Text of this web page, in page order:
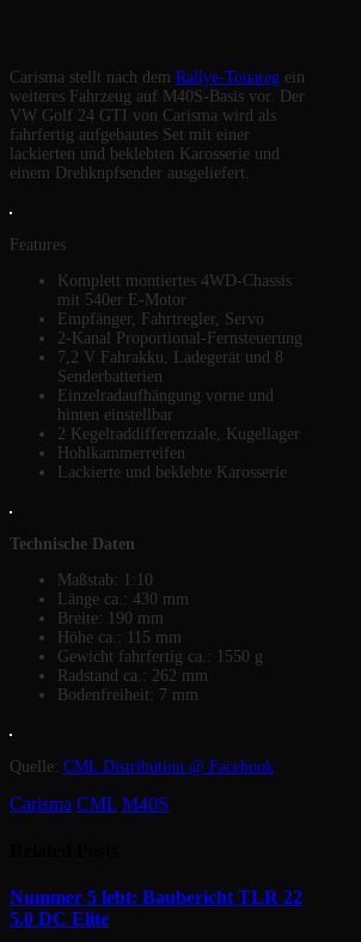
Carisma stellt nach dem Rallye-Touareg ein
weiteres Fahrzeug auf M40S-Basis vor. Der
VW Golf 24 GTI von Carisma wird als
fahrfertig aufgebautes Set mit einer
lackierten und beklebten Karosserie und
einem Drehknpfsender ausgeliefert.
Features
Komplett montiertes 4WD-Chassis
mit 540er E-Motor
Empfänger, Fahrtregler, Servo
2-Kanal Proportional-Fernsteuerung
7,2 V Fahrakku, Ladegerät und 8
Senderbatterien
Einzelradaufhängung vorne und
hinten einstellbar
2 Kegelraddifferenziale, Kugellager
Hohlkammerreifen
Lackierte und beklebte Karosserie
Technische Daten
Maßstab: 1:10
Länge ca.: 430 mm
Breite: 190 mm
Höhe ca.: 115 mm
Gewicht fahrfertig ca.: 1550 g
Radstand ca.: 262 mm
Bodenfreiheit: 7 mm
Quelle: CML Distribution @ Facebook
Carisma CML M40S
Nummer 5 lebt: Baubericht TLR 22
5.0 DC Elite